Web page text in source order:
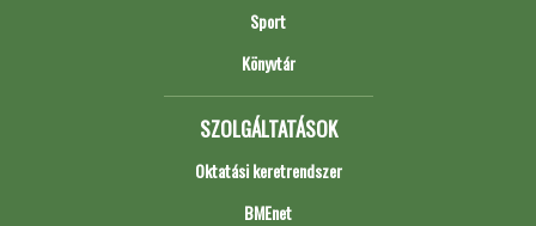
Sport
Könyvtár
SZOLGÁLTATÁSOK
Oktatási keretrendszer
BMEnet